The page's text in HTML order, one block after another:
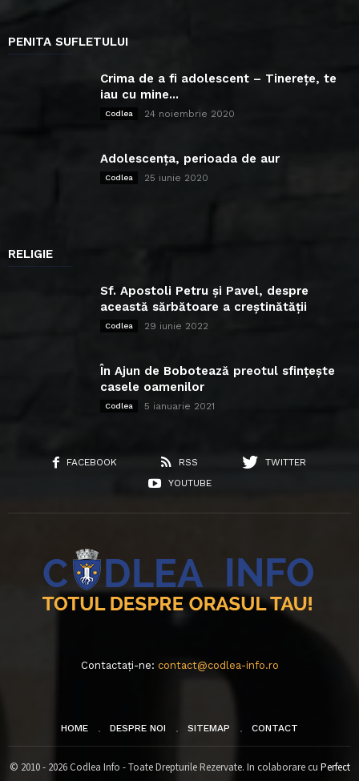
PENITA SUFLETULUI
Crima de a fi adolescent – Tinerețe, te
iau cu mine...
Codlea 24 noiembrie 2020
Adolescența, perioada de aur
Codlea 25 iunie 2020
RELIGIE
Sf. Apostoli Petru și Pavel, despre
această sărbătoare a creștinătății
Codlea 29 iunie 2022
În Ajun de Bobotează preotul sfințește
casele oamenilor
Codlea 5 ianuarie 2021
FACEBOOK RSS
TWITTER
YOUTUBE
Contactați-ne: contact@codlea-info.ro
HOME DESPRE NOI SITEMAP CONTACT
© 2010 - 2026 Codlea Info - Toate Drepturile Rezervate. In colaborare cu Perfect